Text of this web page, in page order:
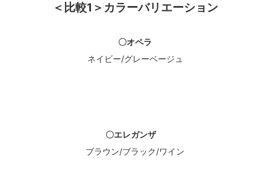
＜比較1＞カラーバリエーション
〇オペラ
ネイビー/グレーベージュ
〇エレガンザ
ブラウン/ブラック/ワイン